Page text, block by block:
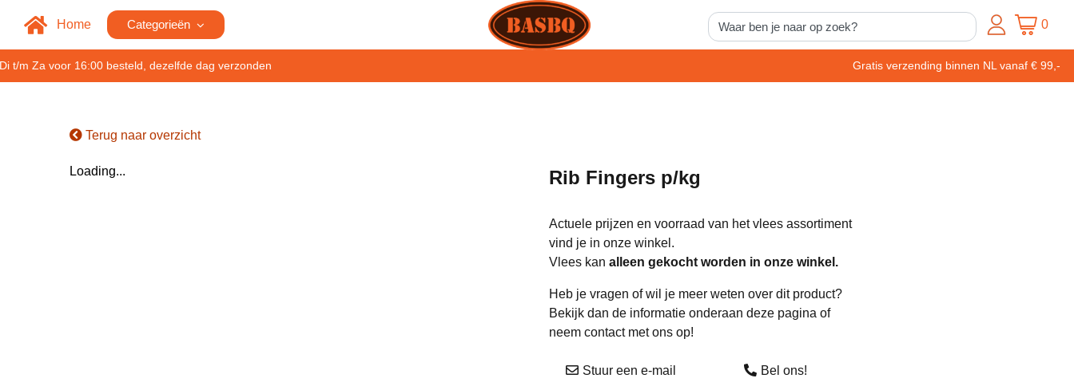
Home Categorieën 0
t/m Za voor 16:00 besteld, dezelfde dag verzonden Gratis verzending binnen NL vanaf € 99,-
Terug naar overzicht
Loading... Rib Fingers p/kg
Actuele prijzen en voorraad van het vlees assortiment
vind je in onze winkel.
Vlees kan alleen gekocht worden in onze winkel.
Heb je vragen of wil je meer weten over dit product?
Bekijk dan de informatie onderaan deze pagina of
neem contact met ons op!
Stuur een e-mail Bel ons!